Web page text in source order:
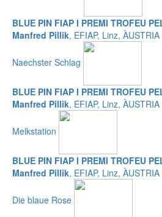
BLUE PIN FIAP I PREMI TROFEU
Manfred Pillik, EFIAP, Linz, ÀUSTRIA
Naechster Schlag
BLUE PIN FIAP I PREMI TROFEU
Manfred Pillik, EFIAP, Linz, ÀUSTRIA
Melkstation
BLUE PIN FIAP I PREMI TROFEU
Manfred Pillik, EFIAP, Linz, ÀUSTRIA
Die blaue Rose